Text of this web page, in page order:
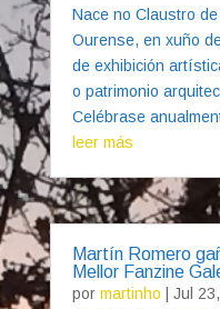
Nace no Claustro
Ourense, en xuño
de exhibición
o patrimonio
Celébrase
leer más
Martín Romero
Mellor Fanzine
por martinho Jul